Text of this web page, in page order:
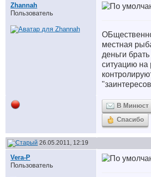
Zhannah
Пользователь
местная
деньги
ситуацию на
В Минюст
Спасибо
26.05.2011, 12:19
Vera-P
Пользователь